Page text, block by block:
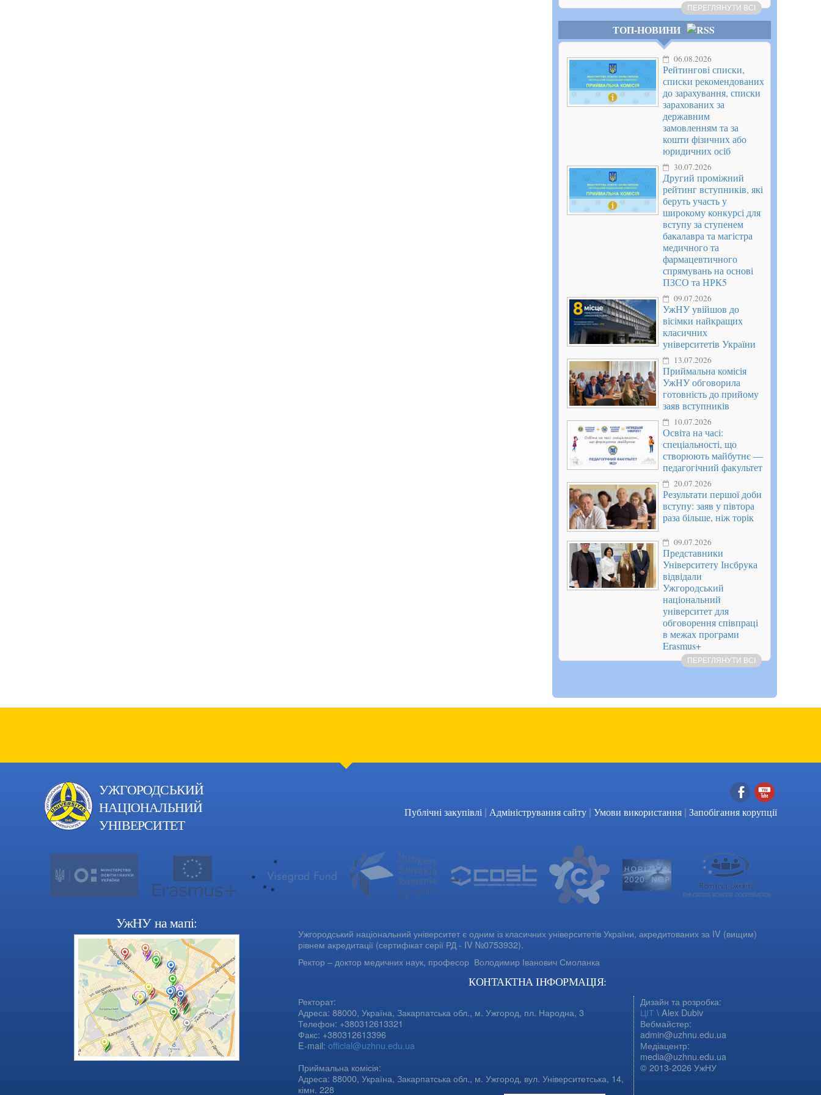
ПЕРЕГЛЯНУТИ ВСІ
ТОП-НОВИНИ
06.08.2026
Рейтингові списки,
списки рекомендованих
до зарахування, списки
зарахованих за
державним
замовленням та за
кошти фізичних або
юридичних осіб
30.07.2026
Другий проміжний
рейтинг вступників, які
беруть участь у
широкому конкурсі для
вступу за ступенем
бакалавра та магістра
медичного та
фармацевтичного
спрямувань на основі
ПЗСО та НРК5
09.07.2026
УжНУ увійшов до
вісімки найкращих
класичних
університетів України
13.07.2026
Приймальна комісія
УжНУ обговорила
готовність до прийому
заяв вступників
10.07.2026
Освіта на часі:
спеціальності, що
створюють майбутнє —
педагогічний факультет
20.07.2026
Результати першої доби
вступу: заяв у півтора
раза більше, ніж торік
09.07.2026
Представники
Університету Інсбрука
відвідали
Ужгородський
національний
університет для
обговорення співпраці
в межах програми
Erasmus+
ПЕРЕГЛЯНУТИ ВСІ
УЖГОРОДСЬКИЙ
НАЦІОНАЛЬНИЙ
УНІВЕРСИТЕТ
Facebook
YouTube
Публічні закупівлі | Адміністрування сайту | Умови використання | Запобігання корупції
УжНУ на мапі:
Ужгородський національний університет є одним із класичних університетів України, акредитованих за IV (вищим)
рівнем акредитації (сертифікат серії РД - IV №0753932).
Ректор – доктор медичних наук, професор Володимир Іванович Смоланка
КОНТАКТНА ІНФОРМАЦІЯ:
Ректорат:
Адреса: 88000, Україна, Закарпатська обл., м. Ужгород, пл. Народна, 3
Телефон: +380312613321
Факс: +380312613396
E-mail: official@uzhnu.edu.ua
Приймальна комісія:
Адреса: 88000, Україна, Закарпатська обл., м. Ужгород, вул. Університетська, 14,
кімн. 228
Дизайн та розробка:
ЦІТ \ Alex Dubiv
Вебмайстер:
admin@uzhnu.edu.ua
Медіацентр:
media@uzhnu.edu.ua
© 2013-2026 УжНУ